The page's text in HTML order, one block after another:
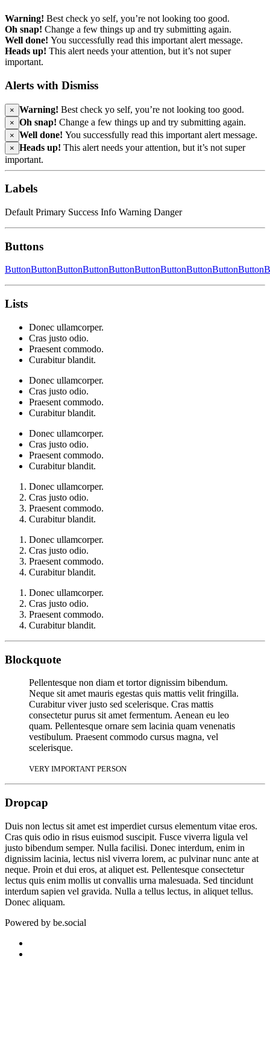
Warning! Best check yo self, you’re not looking too good.
Oh snap! Change a few things up and try submitting again.
Well done! You successfully read this important alert message.
Heads up! This alert needs your attention, but it’s not super
important.
Alerts with Dismiss
× Warning! Best check yo self, you’re not looking too good.
× Oh snap! Change a few things up and try submitting again.
× Well done! You successfully read this important alert message.
× Heads up! This alert needs your attention, but it’s not super
important.
Labels
Default Primary Success Info Warning Danger
Buttons
ButtonButtonButtonButtonButtonButtonButtonButtonButtonButton
Lists
Donec ullamcorper.
Cras justo odio.
Praesent commodo.
Curabitur blandit.
Donec ullamcorper.
Cras justo odio.
Praesent commodo.
Curabitur blandit.
Donec ullamcorper.
Cras justo odio.
Praesent commodo.
Curabitur blandit.
Donec ullamcorper.
Cras justo odio.
Praesent commodo.
Curabitur blandit.
Donec ullamcorper.
Cras justo odio.
Praesent commodo.
Curabitur blandit.
Donec ullamcorper.
Cras justo odio.
Praesent commodo.
Curabitur blandit.
Blockquote
Pellentesque non diam et tortor dignissim bibendum.
Neque sit amet mauris egestas quis mattis velit fringilla.
Curabitur viver justo sed scelerisque. Cras mattis
consectetur purus sit amet fermentum. Aenean eu leo
quam. Pellentesque ornare sem lacinia quam venenatis
vestibulum. Praesent commodo cursus magna, vel
scelerisque.
VERY IMPORTANT PERSON
Dropcap
Duis non lectus sit amet est imperdiet cursus elementum vitae eros.
Cras quis odio in risus euismod suscipit. Fusce viverra ligula vel
justo bibendum semper. Nulla facilisi. Donec interdum, enim in
dignissim lacinia, lectus nisl viverra lorem, ac pulvinar nunc ante at
neque. Proin et dui eros, at aliquet est. Pellentesque consectetur
lectus quis enim mollis ut convallis urna malesuada. Sed tincidunt
interdum sapien vel gravida. Nulla a tellus lectus, in aliquet tellus.
Donec aliquam.
Powered by be.social